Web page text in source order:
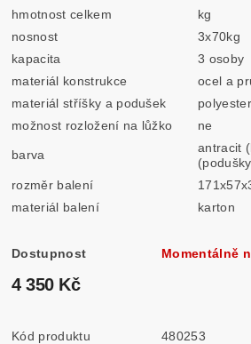
hmotnost celkem
kg
nosnost
3x70kg
kapacita
3 osoby
materiál konstrukce
ocel a
materiál stříšky a podušek
polyester
možnost rozložení na lůžko
ne
barva
antracit
rozměr balení
materiál balení
karton
Dostupnost Momentálně
4 350 Kč
Kód produktu 480253